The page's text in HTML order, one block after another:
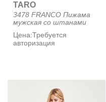
TARO
3478 FRANCO Пижама
мужская со штанами
Цена:Требуется
авторизация